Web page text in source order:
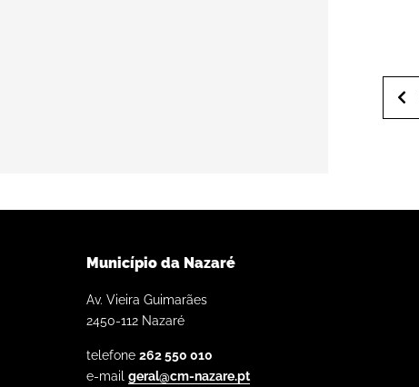
Município da Nazaré
Av. Vieira Guimarães
2450-112 Nazaré
telefone 262 550 010
e-mail geral@cm-nazare.pt